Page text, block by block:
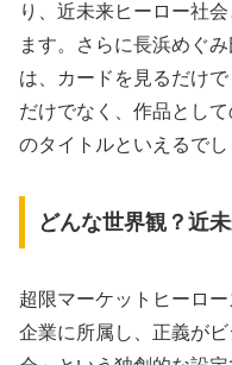
り、近未来ヒーロー社
ます。さらに長浜めぐ
は、カードを見るだけ
だけでなく、作品とし
のタイトルといえるでし
どんな世界観？近
超限マーケットヒーロ
企業に所属し、正義が